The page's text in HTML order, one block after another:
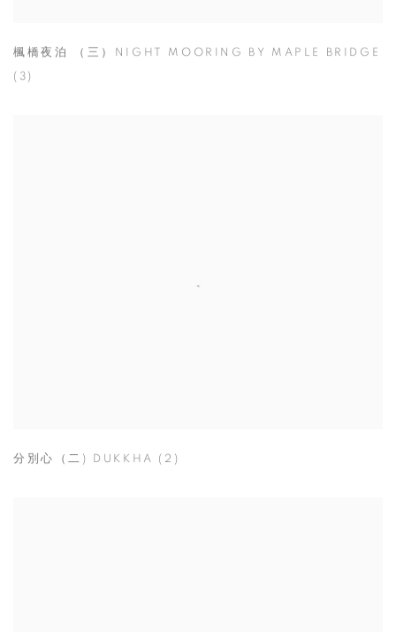
楓橋夜泊 （三）NIGHT MOORING BY MAPLE BRIDGE
(3)
分別心（二) DUKKHA (2)